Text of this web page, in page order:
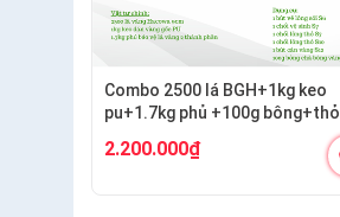
Combo 2500 lá BGH+1kg keo
pu+1.7kg phủ +100g bông+thỏ
S6.10+cán ngắn s12+s7 cước
2.200.000₫